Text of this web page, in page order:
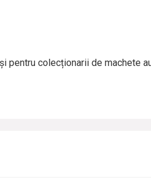
pentru colecționarii de machete